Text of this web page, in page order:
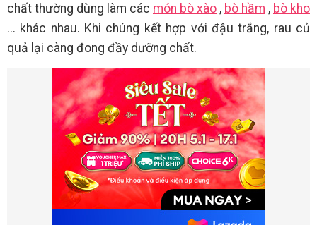
chất thường dùng làm các món bò xào , bò hầm , bò kho
... khác nhau. Khi chúng kết hợp với đậu trắng, rau củ
quả lại càng đong đầy dưỡng chất.